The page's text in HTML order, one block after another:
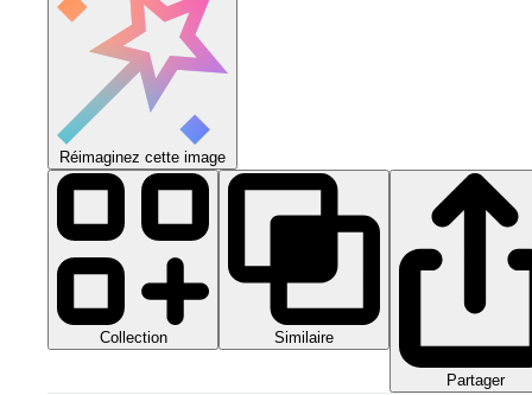
Réimaginez cette image
Collection Similaire
Partager